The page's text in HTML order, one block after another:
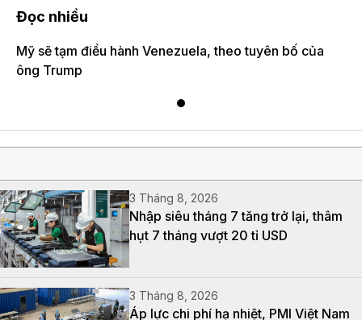
Đọc nhiều
Mỹ sẽ tạm điều hành Venezuela, theo tuyên bố của
ông Trump
3 Tháng 8, 2026
Nhập siêu tháng 7 tăng trở lại, thâm
hụt 7 tháng vượt 20 tỉ USD
3 Tháng 8, 2026
Áp lực chi phí hạ nhiệt, PMI Việt Nam